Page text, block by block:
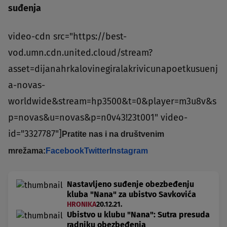
suđenja
video-cdn src="https://best-
vod.umn.cdn.united.cloud/stream?
asset=dijanahrkalovinegiralakrivicunapoetkusuenj
a-novas-
worldwide&stream=hp3500&t=0&player=m3u8v&s
p=novas&u=novas&p=n0v43!23t001" video-
id="3327787"] Pratite nas i na društvenim
mrežama: FacebookTwitter Instagram
Nastavljeno suđenje obezbeđenju
kluba "Nana" za ubistvo Savkovića
HRONIKA20.12.21.
Ubistvo u klubu "Nana": Sutra presuda
radniku obezbeđenja